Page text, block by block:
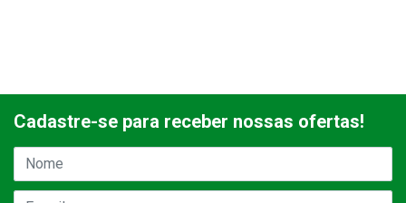
Cadastre-se para receber nossas ofertas!